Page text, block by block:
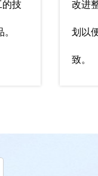
的技 改进
划以
致。